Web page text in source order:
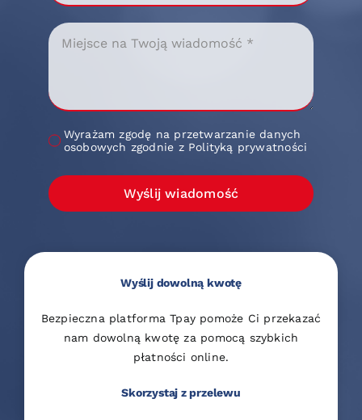
Wyrażam zgodę na przetwarzanie danych
osobowych zgodnie z Polityką prywatności
Wyślij wiadomość
Wyślij dowolną kwotę
Bezpieczna platforma Tpay pomoże Ci przekazać
nam dowolną kwotę za pomocą szybkich
płatności online.
Skorzystaj z przelewu